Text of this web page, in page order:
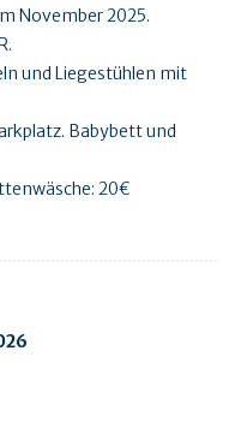
November 2025.
und Liegestühlen mit
Babybett und
20€